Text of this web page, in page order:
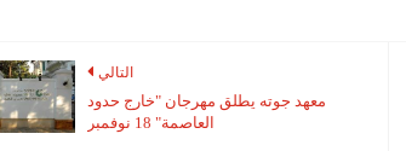
التالي
معهد جوته يطلق مهرجان "خارج حدود
العاصمة" 18 نوفمبر